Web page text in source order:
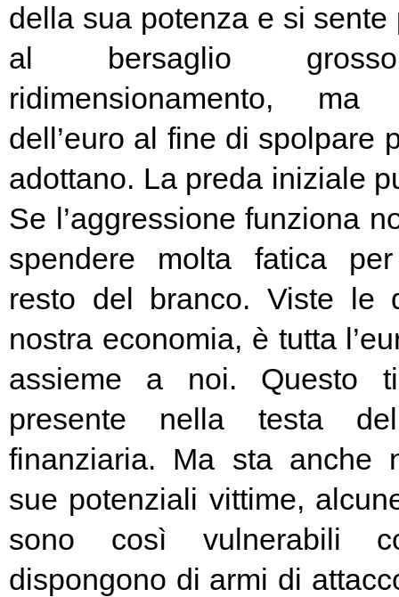
della sua potenza e si sente
al bersaglio
ridimensionamento,
dell’euro al fine di spolpare
adottano. La preda iniziale
Se l’aggressione funziona
spendere molta fatica
resto del branco. Viste le
nostra economia, è tutta
assieme a noi. Questo
presente nella testa
finanziaria. Ma sta anche
sue potenziali vittime,
sono così vulnerabili
dispongono di armi di